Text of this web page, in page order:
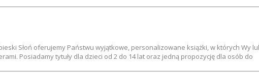
Słoń oferujemy Państwu wyjątkowe, personalizowane książki, w których Wy
Posiadamy tytuły dla dzieci od 2 do 14 lat oraz jedną propozycję dla osób do